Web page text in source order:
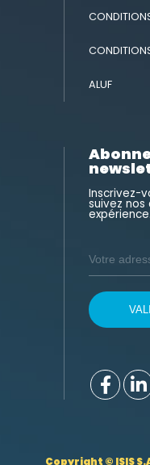
ALUF
Inscrivez-
suivez
expérience.
Copyright © ISIS